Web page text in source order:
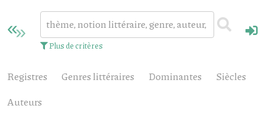
Plus de critères
Registres Genres littéraires Dominantes
Siècles
Auteurs